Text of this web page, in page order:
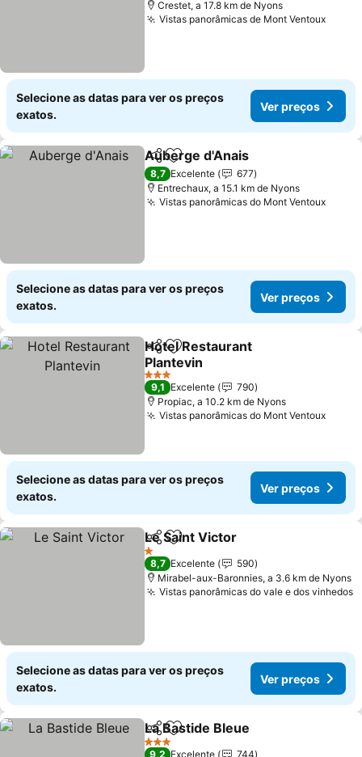
Crestet, a 17.8 km de Nyons
Vistas panorâmicas de Mont VentouxVer
Selecione as datas para ver os preços
exatos.
Ver preços
PartilharAdicionar aos favoritos
Auberge d'Anais
8,7 Excelente
677
Entrechaux, a 15.1 km de Nyons
Vistas panorâmicas do Mont VentouxVer
Selecione as datas para ver os preços
exatos.
Ver preços
PartilharAdicionar aos favoritos
Hotel Restaurant
Plantevin
Ver preços
3 Estrelas
9,1 Excelente
790
Propiac, a 10.2 km de Nyons
Vistas panorâmicas do Mont VentouxVer
Selecione as datas para ver os preços
exatos.
Ver preços
PartilharAdicionar aos favoritos
Le Saint Victor
1 Estrelas
8,7 Excelente
590
Mirabel-aux-Baronnies, a 3.6 km de Nyons
Vistas panorâmicas do vale e dos vinhedos
Selecione as datas para ver os preços
exatos.
Ver preços
PartilharAdicionar aos favoritos
La Bastide Bleue
3 Estrelas
9,2 Excelente 744